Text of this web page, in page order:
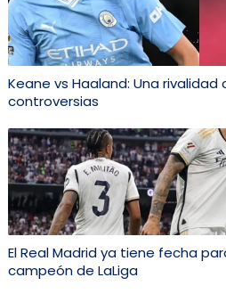
Keane vs Haaland: Una
controversias
El Real Madrid ya tiene fecha
campeón de LaLiga